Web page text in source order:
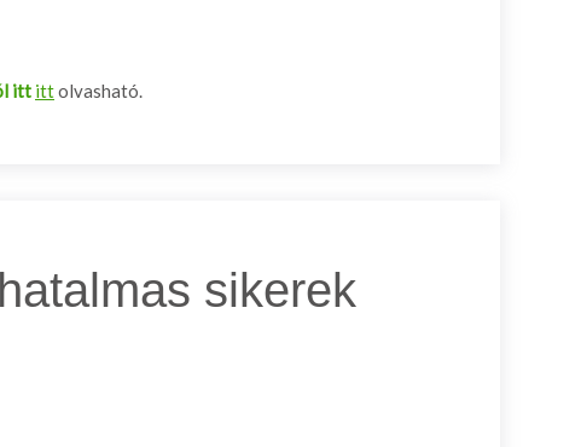
itt ittolvasható.
sikerek